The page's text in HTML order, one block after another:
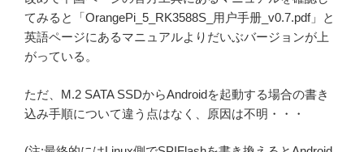
てみると「OrangePi_5_RK3588S_用户手册_v0.7.pdf」と
英語ページにあるマニュアルよりだいぶバージョンが上
がっている。
ただ、M.2 SATA SSDからAndroidを起動する場合の書き
込み手順について違う点はなく、原因は不明・・・